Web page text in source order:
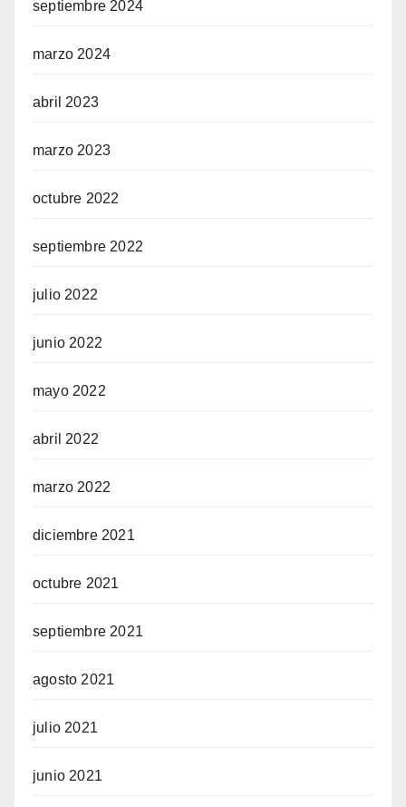
septiembre 2024
marzo 2024
abril 2023
marzo 2023
octubre 2022
septiembre 2022
julio 2022
junio 2022
mayo 2022
abril 2022
marzo 2022
diciembre 2021
octubre 2021
septiembre 2021
agosto 2021
julio 2021
junio 2021